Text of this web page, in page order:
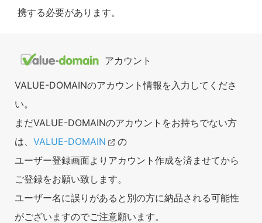
携する必要があります。
アカウント
VALUE-DOMAINのアカウント情報を入力してくださ
い。
まだVALUE-DOMAINのアカウントをお持ちでない方
は、 VALUE-DOMAIN
の
ユーザー登録画面よりアカウント作成を済ませてから
ご登録をお願い致します。
ユーザー名に誤りがあると別の方に納品される可能性
がございますのでご注意願います。